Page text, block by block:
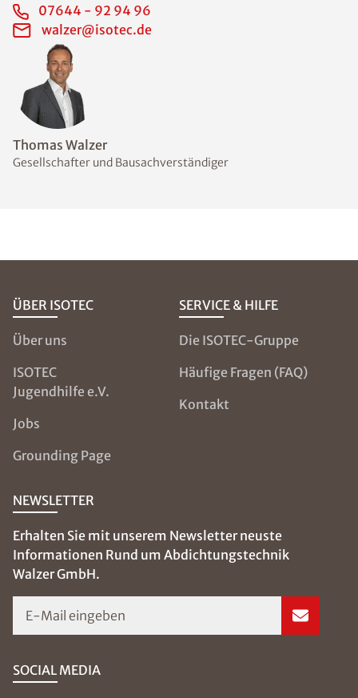
Thomas Walzer
Gesellschafter und Bausachverständiger
07644 - 92 94 96
walzer@isotec.de
ÜBER ISOTEC
Über uns
ISOTEC
Jugendhilfe e.V.
Jobs
Grounding Page
SERVICE & HILFE
Die ISOTEC-Gruppe
Häufige Fragen (FAQ)
Kontakt
NEWSLETTER
Erhalten Sie mit unserem Newsletter neuste
Informationen Rund um Abdichtungstechnik
Walzer GmbH.
E-Mail eingeben
SOCIAL MEDIA